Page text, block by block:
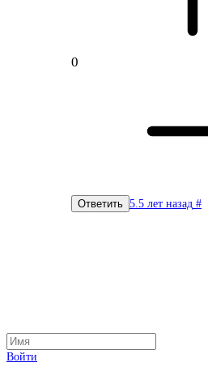
0
Ответить 5.5 лет назад #
Войти